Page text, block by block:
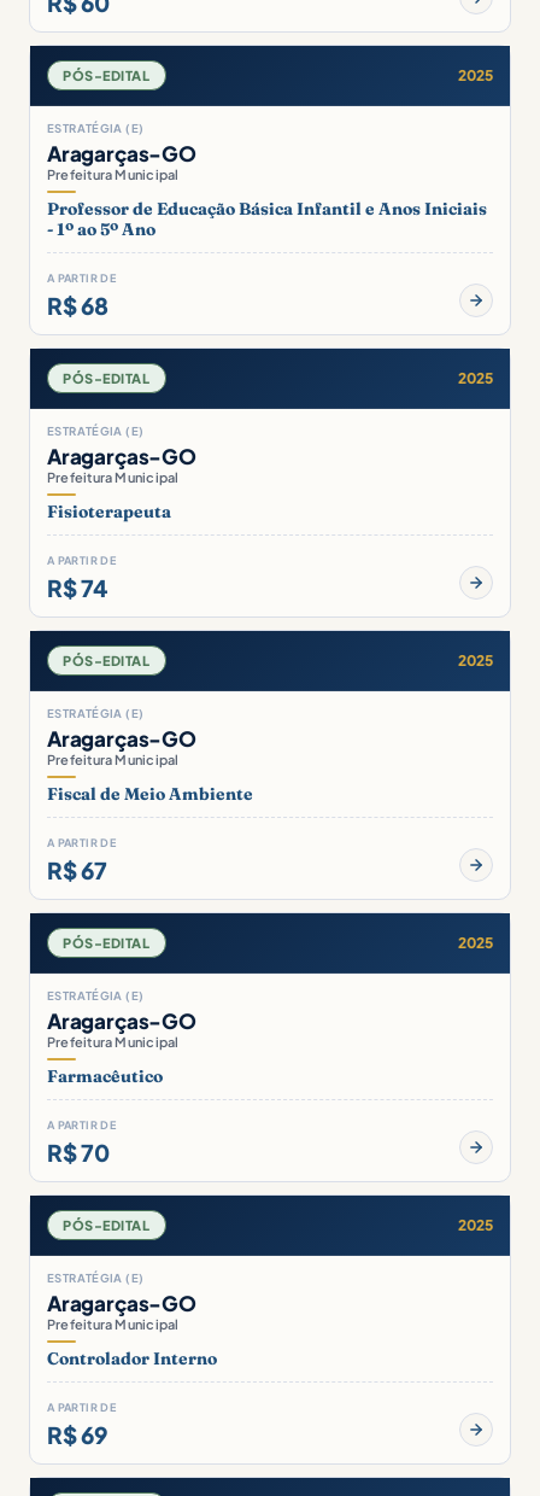
PÓS-EDITAL 2025
ESTRATÉGIA (E)
Aragarças-GO
Prefeitura Municipal
Professor de Educação Básica Infantil e Anos Iniciais
- 1º ao 5º Ano
A PARTIR DE
R$ 68
PÓS-EDITAL 2025
ESTRATÉGIA (E)
Aragarças-GO
Prefeitura Municipal
Fisioterapeuta
A PARTIR DE
R$ 74
PÓS-EDITAL 2025
ESTRATÉGIA (E)
Aragarças-GO
Prefeitura Municipal
Fiscal de Meio Ambiente
A PARTIR DE
R$ 67
PÓS-EDITAL 2025
ESTRATÉGIA (E)
Aragarças-GO
Prefeitura Municipal
Farmacêutico
A PARTIR DE
R$ 70
PÓS-EDITAL 2025
ESTRATÉGIA (E)
Aragarças-GO
Prefeitura Municipal
Controlador Interno
A PARTIR DE
R$ 69